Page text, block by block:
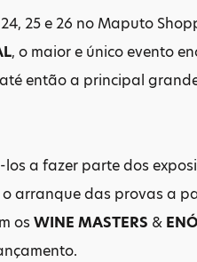
25 e 26 no Maputo
, o maior e único evento
então a principal
a fazer parte dos
arranque das provas a
osWINE MASTERS &